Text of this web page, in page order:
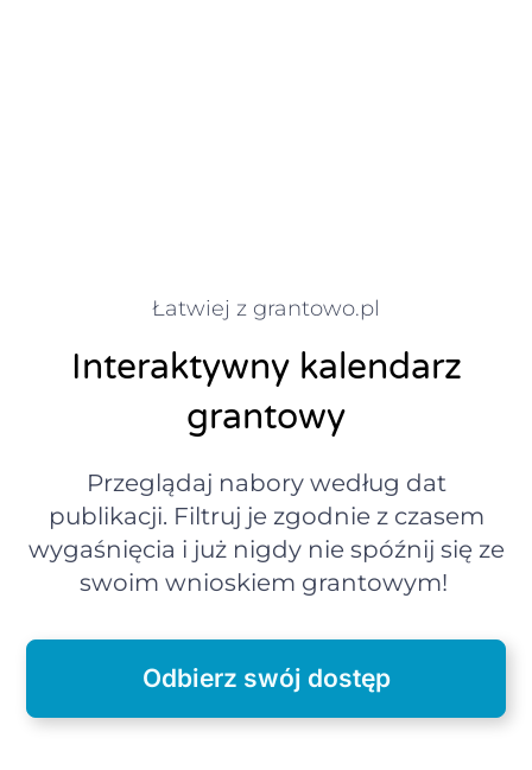
Łatwiej z grantowo.pl
Interaktywny kalendarz
grantowy
Przeglądaj nabory według dat
publikacji. Filtruj je zgodnie z czasem
wygaśnięcia i już nigdy nie spóźnij się ze
swoim wnioskiem grantowym!
Odbierz swój dostęp